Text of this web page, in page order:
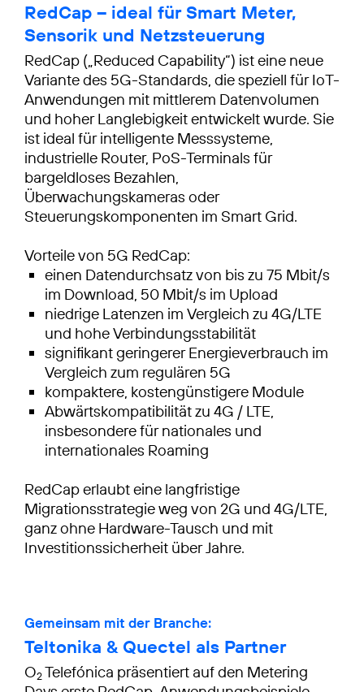
RedCap – ideal für Smart Meter,
Sensorik und Netzsteuerung
RedCap („Reduced Capability“) ist eine neue
Variante des 5G-Standards, die speziell für IoT-
Anwendungen mit mittlerem Datenvolumen
und hoher Langlebigkeit entwickelt wurde. Sie
ist ideal für intelligente Messsysteme,
industrielle Router, PoS-Terminals für
bargeldloses Bezahlen,
Überwachungskameras oder
Steuerungskomponenten im Smart Grid.
einen Datendurchsatz von bis zu 75 Mbit/s
im Download, 50 Mbit/s im Upload
niedrige Latenzen im Vergleich zu 4G/LTE
und hohe Verbindungsstabilität
signifikant geringerer Energieverbrauch im
Vergleich zum regulären 5G
kompaktere, kostengünstigere Module
Abwärtskompatibilität zu 4G / LTE,
insbesondere für nationales und
internationales Roaming
RedCap erlaubt eine langfristige
Migrationsstrategie weg von 2G und 4G/LTE,
ganz ohne Hardware-Tausch und mit
Investitionssicherheit über Jahre.
Gemeinsam mit der Branche:
Teltonika & Quectel als Partner
O2Telefónica präsentiert auf den Metering